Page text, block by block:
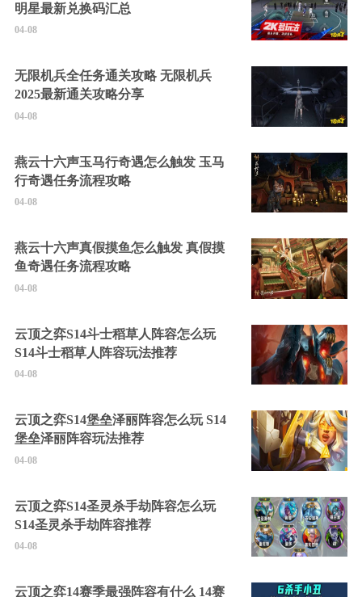
明星最新兑换码汇总
04-08
无限机兵全任务通关攻略 无限机兵
2025最新通关攻略分享
04-08
燕云十六声玉马行奇遇怎么触发 玉马
行奇遇任务流程攻略
04-08
燕云十六声真假摸鱼怎么触发 真假摸
鱼奇遇任务流程攻略
04-08
云顶之弈S14斗士稻草人阵容怎么玩
S14斗士稻草人阵容玩法推荐
04-08
云顶之弈S14堡垒泽丽阵容怎么玩 S14
堡垒泽丽阵容玩法推荐
04-08
云顶之弈S14圣灵杀手劫阵容怎么玩
S14圣灵杀手劫阵容推荐
04-08
云顶之弈14赛季最强阵容有什么 14赛